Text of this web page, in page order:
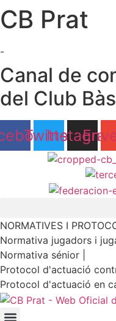
Ir
al
CB Prat
-
Canal de
del Club
Twitter
NORMATIVES I
Normativa jugadors i
Normativa sénior |
Protocol d'actuació
Protocol d'actuació en